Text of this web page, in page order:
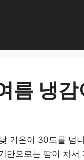
름 냉감
기온이 30도를 넘
만으로는 땀이 차